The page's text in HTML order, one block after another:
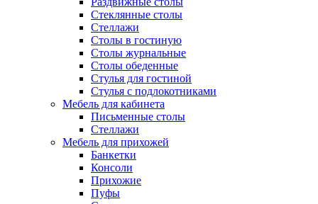
Стеклянные столы
Стеллажи
Столы в гостиную
Столы журнальные
Столы обеденные
Стулья для гостиной
Стулья с подлокотниками
Мебель для кабинета
Письменные столы
Стеллажи
Мебель для прихожей
Банкетки
Консоли
Прихожие
Пуфы